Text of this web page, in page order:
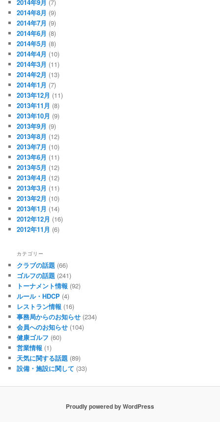
2014年9月 (7)
2014年8月 (9)
2014年7月 (9)
2014年6月 (8)
2014年5月 (8)
2014年4月 (10)
2014年3月 (11)
2014年2月 (13)
2014年1月 (7)
2013年12月 (11)
2013年11月 (8)
2013年10月 (9)
2013年9月 (9)
2013年8月 (12)
2013年7月 (10)
2013年6月 (11)
2013年5月 (12)
2013年4月 (12)
2013年3月 (11)
2013年2月 (10)
2013年1月 (14)
2012年12月 (16)
2012年11月 (6)
カテゴリー
クラブの話題 (66)
ゴルフの話題 (241)
トーナメント情報 (92)
ルール・HDCP (4)
レストラン情報 (16)
事務局からのお知らせ (234)
会員へのお知らせ (104)
健康ゴルフ (60)
営業情報 (1)
天気に関する話題 (89)
設備・施設に関して (33)
Proudly powered by WordPress